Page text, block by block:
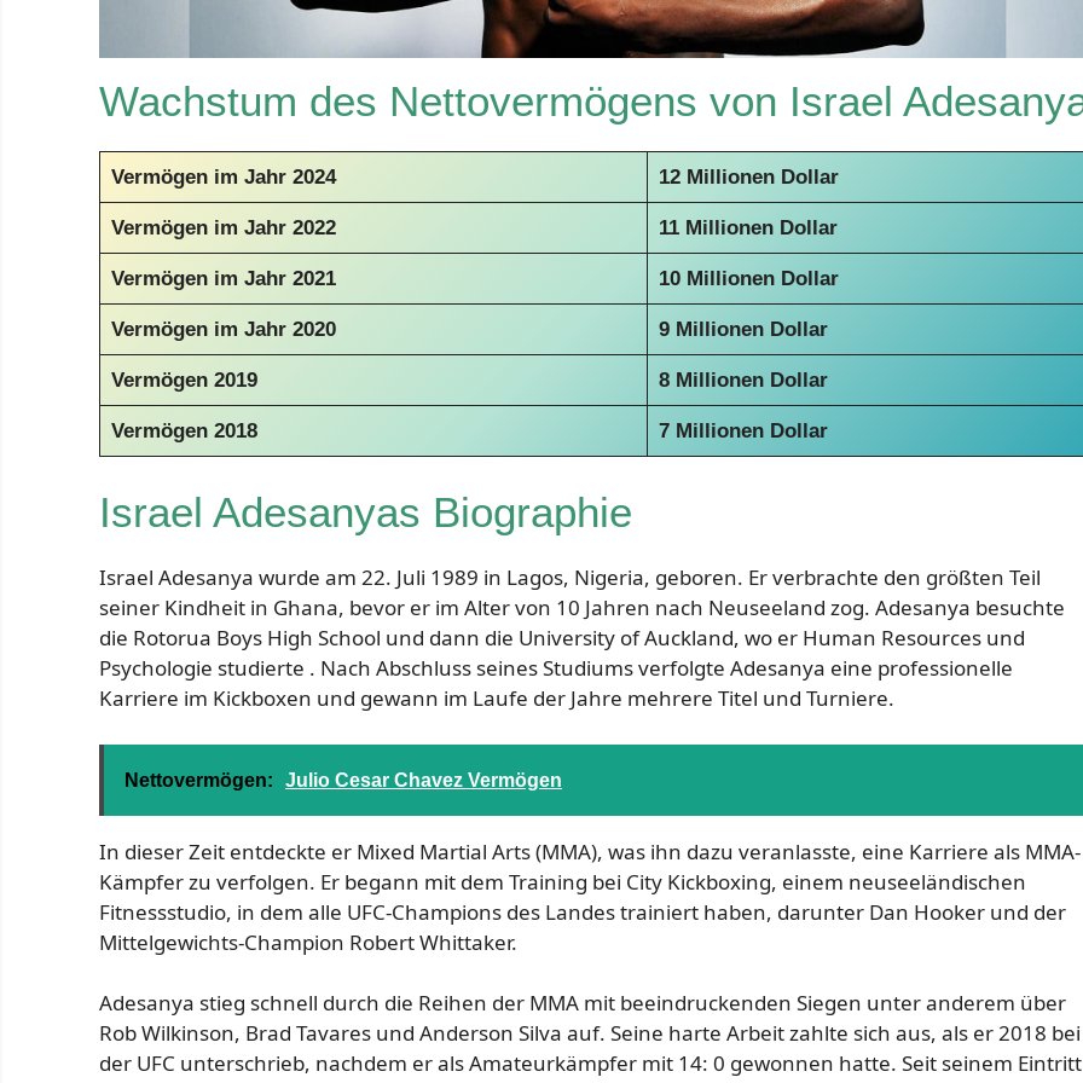
Wachstum des Nettovermögens von Israel
Vermögen im Jahr 2024 12 Millionen Dollar
Vermögen im Jahr 2022 11 Millionen Dollar
Vermögen im Jahr 2021 10 Millionen Dollar
Vermögen im Jahr 2020 9 Millionen Dollar
Vermögen 2019 8 Millionen Dollar
Vermögen 2018 7 Millionen Dollar
Israel Adesanyas Biographie
Israel Adesanya wurde am 22. Juli 1989 in Lagos, Nigeria, geboren. Er verbrachte den größten Teil
seiner Kindheit in Ghana, bevor er im Alter von 10 Jahren nach Neuseeland zog. Adesanya besuchte
die Rotorua Boys High School und dann die University of Auckland, wo er Human Resources und
Psychologie studierte . Nach Abschluss seines Studiums verfolgte Adesanya eine professionelle
Karriere im Kickboxen und gewann im Laufe der Jahre mehrere Titel und Turniere.
Nettovermögen: Julio Cesar Chavez Vermögen
In dieser Zeit entdeckte er Mixed Martial Arts (MMA), was ihn dazu veranlasste, eine Karriere als MMA-
Kämpfer zu verfolgen. Er begann mit dem Training bei City Kickboxing, einem neuseeländischen
Fitnessstudio, in dem alle UFC-Champions des Landes trainiert haben, darunter Dan Hooker und der
Mittelgewichts-Champion Robert Whittaker.
Adesanya stieg schnell durch die Reihen der MMA mit beeindruckenden Siegen unter anderem über
Rob Wilkinson, Brad Tavares und Anderson Silva auf. Seine harte Arbeit zahlte sich aus, als er 2018 bei
der UFC unterschrieb, nachdem er als Amateurkämpfer mit 14: 0 gewonnen hatte. Seit seinem Eintritt